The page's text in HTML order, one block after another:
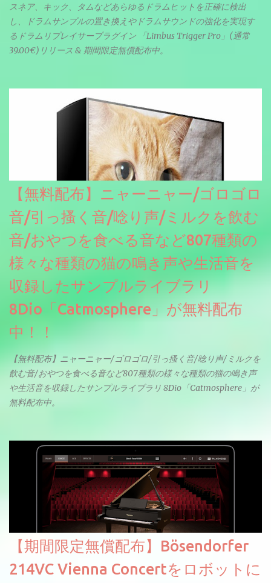
スネア、キック、タムなどあらゆるドラムヒットを正確に検出
し、ドラムサンプルの置き換えやドラムサウンドの強化を実現す
るドラムリプレイサープラグイン 「Limbus Trigger Pro」(通常
39.00€)リリース & 期間限定無償配布中。
【無料配布】ニャーニャー/ゴロゴロ
音/引っ搔く音/唸り声/ミルクを飲む
音/おやつを食べる音など807種類の
様々な種類の猫の鳴き声や生活音を
収録したサンプルライブラリ
8Dio「Catmosphere」が無料配布
中！！
【無料配布】ニャーニャー/ゴロゴロ/引っ搔く音/唸り声/ミルクを
飲む音/おやつを食べる音など807種類の様々な種類の猫の鳴き声
や生活音を収録したサンプルライブラリ 8Dio「Catmosphere」が
無料配布中。
【期間限定無償配布】Bösendorfer
214VC Vienna Concertをロボットに